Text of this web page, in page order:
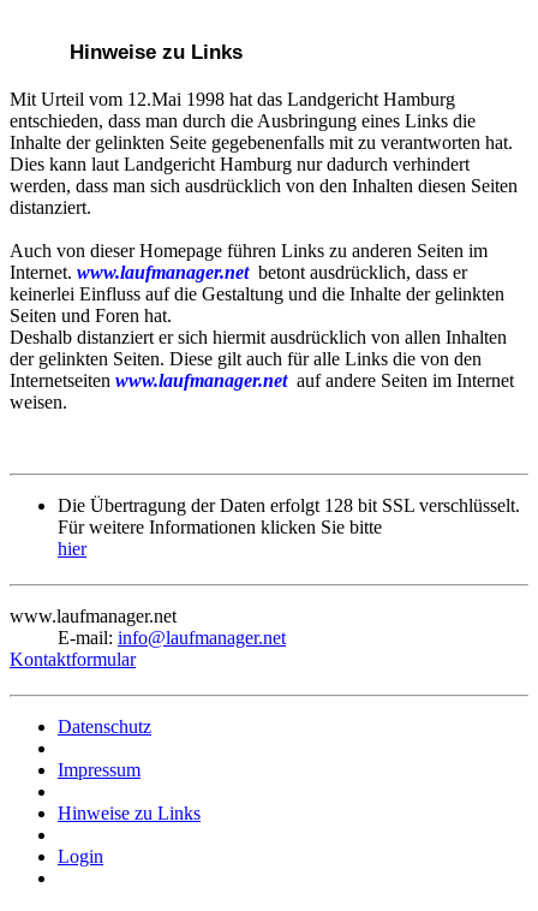
Hinweise zu Links
Mit Urteil vom 12.Mai 1998 hat das Landgericht Hamburg
entschieden, dass man durch die Ausbringung eines Links die
Inhalte der gelinkten Seite gegebenenfalls mit zu verantworten hat.
Dies kann laut Landgericht Hamburg nur dadurch verhindert
werden, dass man sich ausdrücklich von den Inhalten diesen Seiten
distanziert.
Auch von dieser Homepage führen Links zu anderen Seiten im
Internet. www.laufmanager.netbetont ausdrücklich, dass er
keinerlei Einfluss auf die Gestaltung und die Inhalte der gelinkten
Seiten und Foren hat.
Deshalb distanziert er sich hiermit ausdrücklich von allen Inhalten
der gelinkten Seiten. Diese gilt auch für alle Links die von den
Internetseiten www.laufmanager.net auf andere Seiten im Internet
weisen.
Die Übertragung der Daten erfolgt 128 bit SSL verschlüsselt.
Für weitere Informationen klicken Sie bitte
hier
www.laufmanager.net
E-mail: info@laufmanager.net
Kontaktformular
Datenschutz
Impressum
Hinweise zu Links
Login